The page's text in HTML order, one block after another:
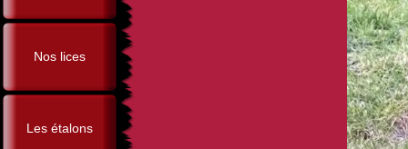
Nos lices
Les étalons